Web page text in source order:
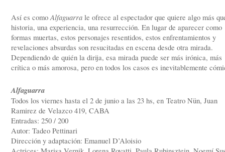
Así es comoAlfaguarra le ofrece al espectador que quiere algo más
historia, una experiencia, una resurrección. En lugar de aparecer como
formas muertas, estos personajes resentidos, estos enfrentamientos y
revelaciones absurdas son resucitadas en escena desde otra mirada.
Dependiendo de quién la dirija, esa mirada puede ser más irónica, más
crítica o más amorosa, pero en todos los casos es inevitablemente
Alfaguarra
Todos los viernes hasta el 2 de junio a las 23 hs, en Teatro Nün, Juan
Ramirez de Velazco 419, CABA
Entradas: 250 / 200
Autor: Tadeo Pettinari
Dirección y adaptación: Emanuel D’Aloisio